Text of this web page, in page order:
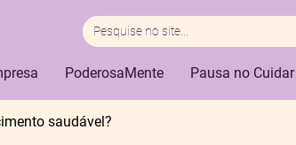
PoderosaMente Pausa no Cuidar
saudável?